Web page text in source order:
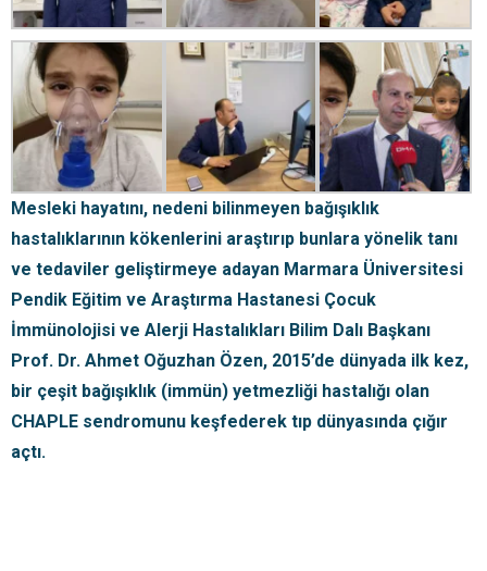
Mesleki hayatını, nedeni bilinmeyen bağışıklık
hastalıklarının kökenlerini araştırıp bunlara yönelik tanı
ve tedaviler geliştirmeye adayan Marmara Üniversitesi
Pendik Eğitim ve Araştırma Hastanesi Çocuk
İmmünolojisi ve Alerji Hastalıkları Bilim Dalı Başkanı
Prof. Dr. Ahmet Oğuzhan Özen, 2015’de dünyada ilk kez,
bir çeşit bağışıklık (immün) yetmezliği hastalığı olan
CHAPLE sendromunu keşfederek tıp dünyasında çığır
açtı.